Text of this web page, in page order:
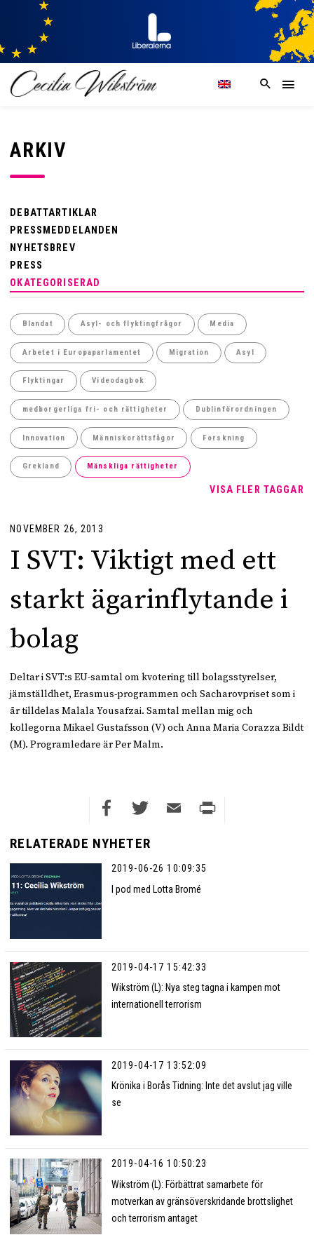
ARKIV
DEBATTARTIKLAR
PRESSMEDDELANDEN
NYHETSBREV
PRESS
OKATEGORISERAD
Blandat Asyl- och flyktingfrågor Media
Arbetet i Europaparlamentet Migration Asyl
Flyktingar Videodagbok
medborgerliga fri- och rättigheter Dublinförordningen
Innovation Människorättsfågor Forskning
Grekland Mänskliga rättigheter
VISA FLER TAGGAR
RELATERADE NYHETER
2019-06-26 10:09:35
I pod med Lotta Bromé
2019-04-17 15:42:33
Wikström (L): Nya steg tagna i kampen mot
internationell terrorism
2019-04-17 13:52:09
Krönika i Borås Tidning: Inte det avslut jag ville
se
2019-04-16 10:50:23
Wikström (L): Förbättrat samarbete för
motverkan av gränsöverskridande brottslighet
och terrorism antaget
NOVEMBER 26, 2013
I SVT: Viktigt med ett
starkt ägarinflytande i
bolag
Deltar i SVT:s EU-samtal om kvotering till bolagsstyrelser,
jämställdhet, Erasmus-programmen och Sacharovpriset som i
år tilldelas Malala Yousafzai. Samtal mellan mig och
kollegorna Mikael Gustafsson (V) och Anna Maria Corazza Bildt
(M). Programledare är Per Malm.
Facebook
Twitter
Email